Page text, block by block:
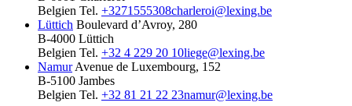
Belgien Tel. +3271555308charleroi@lexing.be
Lüttich Boulevard d’Avroy, 280
B-4000 Lüttich
Belgien Tel. +32 4 229 20 10liege@lexing.be
Namur Avenue de Luxembourg, 152
B-5100 Jambes
Belgien Tel. +32 81 21 22 23namur@lexing.be